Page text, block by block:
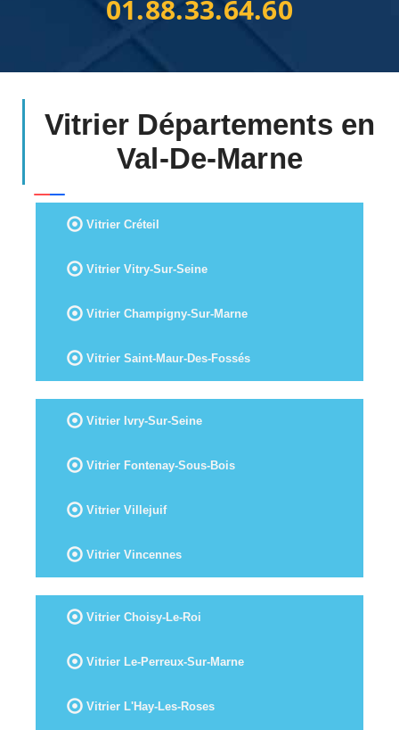
01.88.33.64.60
Vitrier Départements en
Val-De-Marne
Vitrier Créteil
Vitrier Vitry-Sur-Seine
Vitrier Champigny-Sur-Marne
Vitrier Saint-Maur-Des-Fossés
Vitrier Ivry-Sur-Seine
Vitrier Fontenay-Sous-Bois
Vitrier Villejuif
Vitrier Vincennes
Vitrier Choisy-Le-Roi
Vitrier Le-Perreux-Sur-Marne
Vitrier L'Hay-Les-Roses